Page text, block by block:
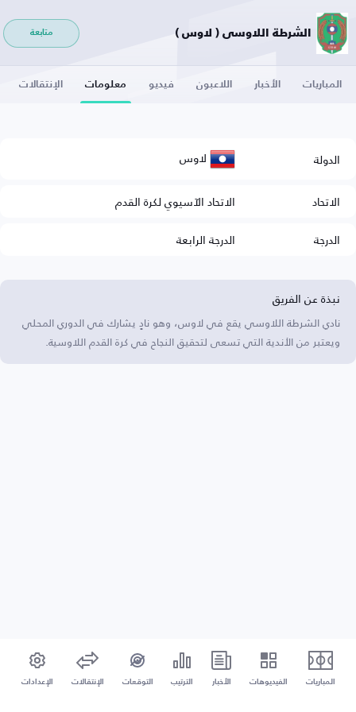
الشرطة اللاوسي ( لاوس ) متابعة
المباريات الأخبار اللاعبون فيديو معلومات الإنتقالات
الدولة لاوس
الاتحاد
الاتحاد الآسيوي لكرة القدم
الدرجة
الدرجة الرابعة
نبذة عن الفريق
نادي الشرطة اللاوسي يقع في لاوس، وهو نادٍ يشارك في الدوري المحلي
ويعتبر من الأندية التي تسعى لتحقيق النجاح في كرة القدم اللاوسية.
المباريات الفيديوهات الأخبار الترتيب التوقعات الإنتقالات الإعدادات